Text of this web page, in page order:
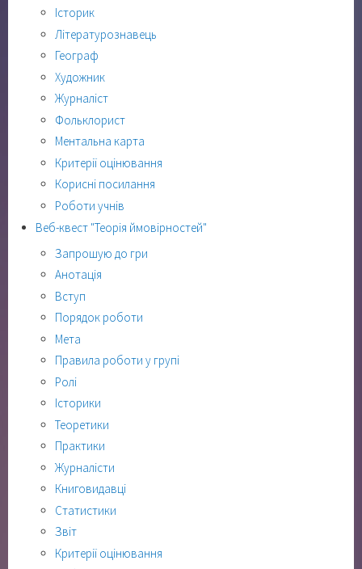
Історик
Літературознавець
Географ
Художник
Журналіст
Фольклорист
Ментальна карта
Критерії оцінювання
Корисні посилання
Роботи учнів
Веб-квест "Теорія ймовірностей"
Запрошую до гри
Анотація
Вступ
Порядок роботи
Мета
Правила роботи у групі
Ролі
Історики
Теоретики
Практики
Журналісти
Книговидавці
Статистики
Звіт
Критерії оцінювання